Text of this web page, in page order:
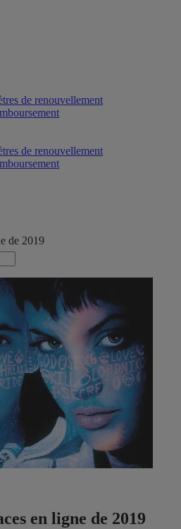
de renouvellement
de renouvellement
de 2019
en ligne de 2019